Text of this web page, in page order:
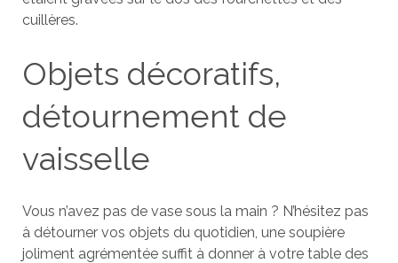
cuillères.
Objets décoratifs,
détournement de
vaisselle
Vous n’avez pas de vase sous la main ? N’hésitez pas
à détourner vos objets du quotidien, une soupière
joliment agrémentée suffit à donner à votre table des